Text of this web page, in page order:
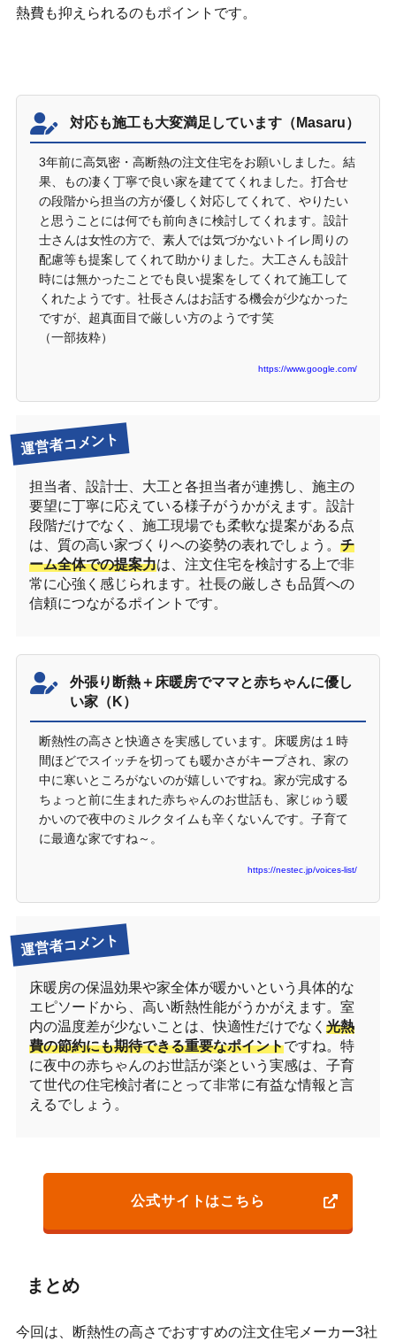
熱費も抑えられるのもポイントです。
対応も施工も大変満足しています（Masaru）
3年前に高気密・高断熱の注文住宅をお願いしました。結
果、もの凄く丁寧で良い家を建ててくれました。打合せ
の段階から担当の方が優しく対応してくれて、やりたい
と思うことには何でも前向きに検討してくれます。設計
士さんは女性の方で、素人では気づかないトイレ周りの
配慮等も提案してくれて助かりました。大工さんも設計
時には無かったことでも良い提案をしてくれて施工して
くれたようです。社長さんはお話する機会が少なかった
ですが、超真面目で厳しい方のようです笑
（一部抜粋）
https://www.google.com/
運営者コメント
担当者、設計士、大工と各担当者が連携し、施主の
要望に丁寧に応えている様子がうかがえます。設計
段階だけでなく、施工現場でも柔軟な提案がある点
は、質の高い家づくりへの姿勢の表れでしょう。 チ
ーム全体での提案力は、注文住宅を検討する上で非
常に心強く感じられます。社長の厳しさも品質への
信頼につながるポイントです。
外張り断熱＋床暖房でママと赤ちゃんに優し
い家（K）
断熱性の高さと快適さを実感しています。床暖房は１時
間ほどでスイッチを切っても暖かさがキープされ、家の
中に寒いところがないのが嬉しいですね。家が完成する
ちょっと前に生まれた赤ちゃんのお世話も、家じゅう暖
かいので夜中のミルクタイムも辛くないんです。子育て
に最適な家ですね～。
https://nestec.jp/voices-list/
運営者コメント
床暖房の保温効果や家全体が暖かいという具体的な
エピソードから、高い断熱性能がうかがえます。室
内の温度差が少ないことは、快適性だけでなく 光熱
費の節約にも期待できる重要なポイントですね。特
に夜中の赤ちゃんのお世話が楽という実感は、子育
て世代の住宅検討者にとって非常に有益な情報と言
えるでしょう。
公式サイトはこちら
まとめ
今回は、断熱性の高さでおすすめの注文住宅メーカー3社